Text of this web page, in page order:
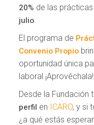
20% de las
julio
El programa de
Convenio Propio
oportunidad única
laboral ¡Aprovéchala!
Desde la Fundación
perfil en ICARO, y si
¿a qué estás